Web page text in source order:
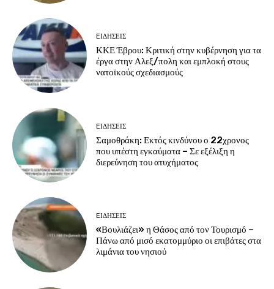
EΙΔΗΣΕΙΣ
ΚΚΕ Έβρου: Κριτική στην κυβέρνηση για τα
έργα στην Αλεξ/πολη και εμπλοκή στους
νατοϊκούς σχεδιασμούς
EΙΔΗΣΕΙΣ
Σαμοθράκη: Εκτός κινδύνου ο 22χρονος
που υπέστη εγκαύματα – Σε εξέλιξη η
διερεύνηση του ατυχήματος
EΙΔΗΣΕΙΣ
«Βουλιάζει» η Θάσος από τον Τουρισμό –
Πάνω από μισό εκατομμύριο οι επιβάτες στα
λιμάνια του νησιού